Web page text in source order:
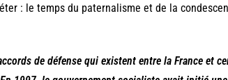
: le temps du paternalisme et de la
de défense qui existent entre la France et